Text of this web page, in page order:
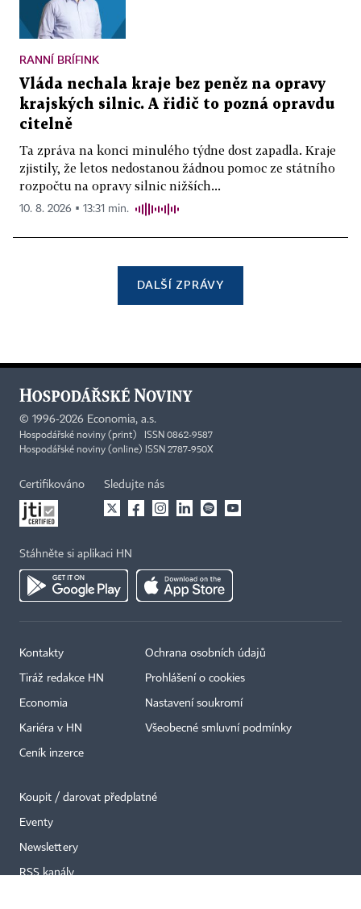
RANNÍ BRÍFINK
Vláda nechala kraje bez peněz na opravy
krajských silnic. A řidič to pozná opravdu
citelně
Ta zpráva na konci minulého týdne dost zapadla. Kraje
zjistily, že letos nedostanou žádnou pomoc ze státního
rozpočtu na opravy silnic nižších...
10. 8. 2026 ▪ 13:31 min.
DALŠÍ ZPRÁVY
© 1996-2026 Economia, a.s.
Hospodářské noviny (print) ISSN 0862-9587
Hospodářské noviny (online) ISSN 2787-950X
Certifikováno Sledujte nás
Stáhněte si aplikaci HN
Kontakty
Tiráž redakce HN
Economia
Kariéra v HN
Ceník inzerce
Ochrana osobních údajů
Prohlášení o cookies
Nastavení soukromí
Všeobecné smluvní podmínky
Koupit / darovat předplatné
Eventy
Newslettery
RSS kanály